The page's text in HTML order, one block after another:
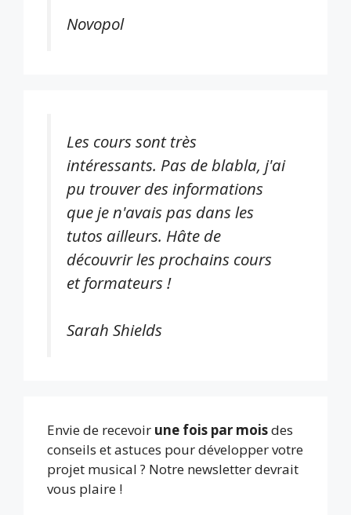
Novopol
Les cours sont très
intéressants. Pas de blabla, j'ai
pu trouver des informations
que je n'avais pas dans les
tutos ailleurs. Hâte de
découvrir les prochains cours
et formateurs !
Sarah Shields
Envie de recevoir une fois par moisdes
conseils et astuces pour développer votre
projet musical ? Notre newsletter devrait
vous plaire !